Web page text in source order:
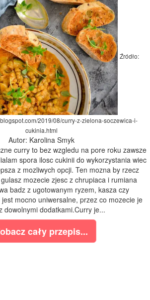
Źródło:
2019/08/curry-z-zielona-soczewica-i-
cukinia.html
Autor: Karolina Smyk
curry to bez wzgledu na pore roku zawsze
spora ilosc cukinii do wykorzystania wiec
z mozliwych opcji. Ten mozna by rzecz
mozecie zjesc z chrupiaca i rumiana
badz z ugotowanym ryzem, kasza czy
mocno uniwersalne, przez co mozecie je
dowolnymi dodatkami.Curry je...
cały przepis...